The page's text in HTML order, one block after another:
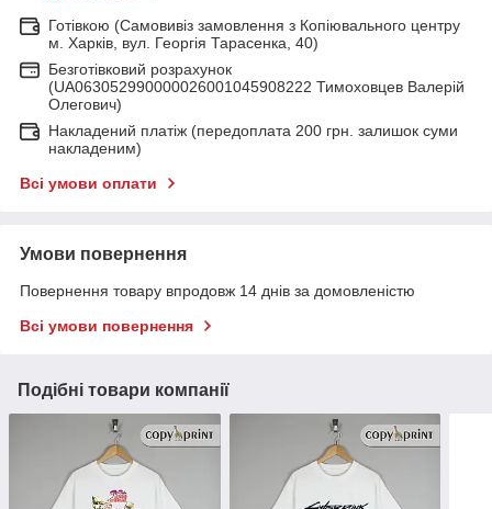
Готівкою (Самовивіз замовлення з Копіювального центру
м. Харків, вул. Георгія Тарасенка, 40)
Безготівковий розрахунок
(UA063052990000026001045908222 Тимоховцев Валерій
Олегович)
Накладений платіж (передоплата 200 грн. залишок суми
накладеним)
Всі умови оплати
Умови повернення
Повернення товару впродовж 14 днів за домовленістю
Всі умови повернення
Подібні товари компанії